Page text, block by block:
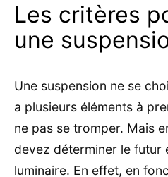
Les critères
une
Une suspension ne se
a plusieurs éléments à
ne pas se tromper. Mais
devez déterminer le futur
luminaire. En effet, en